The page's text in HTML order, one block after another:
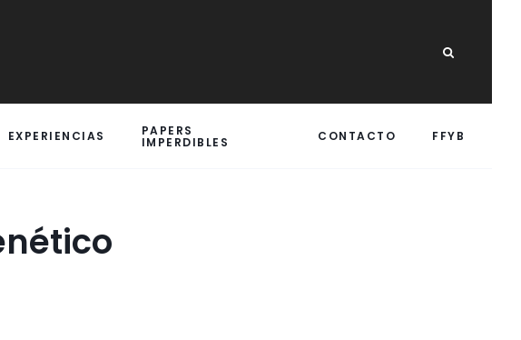
EXPERIENCIAS PAPERS
IMPERDIBLES CONTACTO FFYB